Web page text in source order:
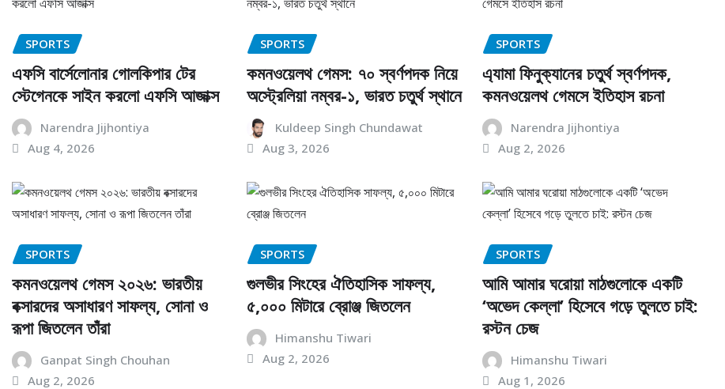
SPORTS
এফসি বার্সেলোনার গোলকিপার টের
স্টেগেনকে সাইন করলো এফসি আজাক্স
Narendra Jijhontiya
Aug 4, 2026
SPORTS
কমনওয়েলথ গেমস: ৭০ স্বর্ণপদক নিয়ে
অস্ট্রেলিয়া নম্বর-১, ভারত চতুর্থ স্থানে
Kuldeep Singh Chundawat
Aug 3, 2026
SPORTS
এ্যামা ফিনুক্যানের চতুর্থ স্বর্ণপদক,
কমনওয়েলথ গেমসে ইতিহাস রচনা
Narendra Jijhontiya
Aug 2, 2026
SPORTS
কমনওয়েলথ গেমস ২০২৬: ভারতীয়
বক্সারদের অসাধারণ সাফল্য, সোনা ও
রূপা জিতলেন তাঁরা
Ganpat Singh Chouhan
Aug 2, 2026
SPORTS
গুলভীর সিংহের ঐতিহাসিক সাফল্য,
৫,০০০ মিটারে ব্রোঞ্জ জিতলেন
Himanshu Tiwari
Aug 2, 2026
SPORTS
আমি আমার ঘরোয়া মাঠগুলোকে একটি
‘অভেদ কেল্লা’ হিসেবে গড়ে তুলতে চাই:
রস্টন চেজ
Himanshu Tiwari
Aug 1, 2026